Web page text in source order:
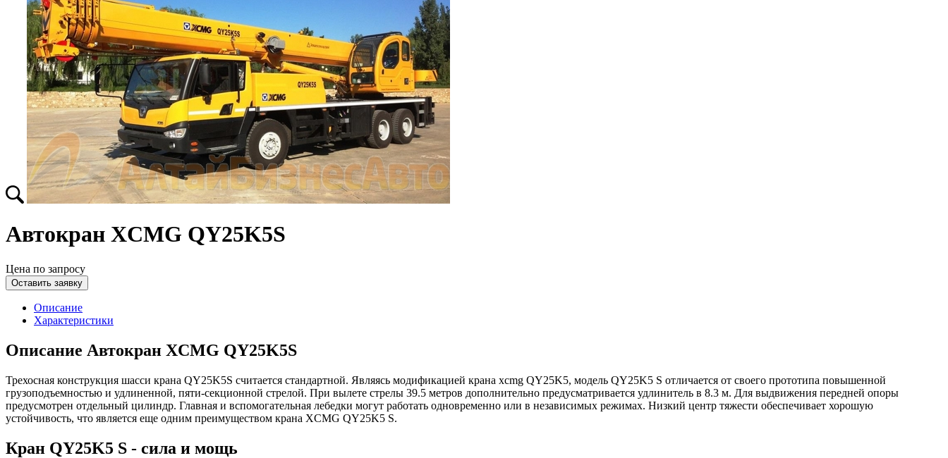
Автокран XCMG QY25K5S
Цена по запросу
Оставить заявку
Описание
Характеристики
Описание Автокран XCMG QY25K5S
Трехосная конструкция шасси крана QY25K5S считается стандартной. Являясь модификацией крана xcmg QY25K5, модель QY25K5 S отличается от своего прототипа повышенной
грузоподъемностью и удлиненной, пяти-секционной стрелой. При вылете стрелы 39.5 метров дополнительно предусматривается удлинитель в 8.3 м. Для выдвижения передней опоры
предусмотрен отдельный цилиндр. Главная и вспомогательная лебедки могут работать одновременно или в независимых режимах. Низкий центр тяжести обеспечивает хорошую
устойчивость, что является еще одним преимуществом крана XCMG QY25K5 S.
Кран QY25K5 S - сила и мощь